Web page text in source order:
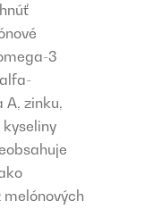
3
A, zinku,